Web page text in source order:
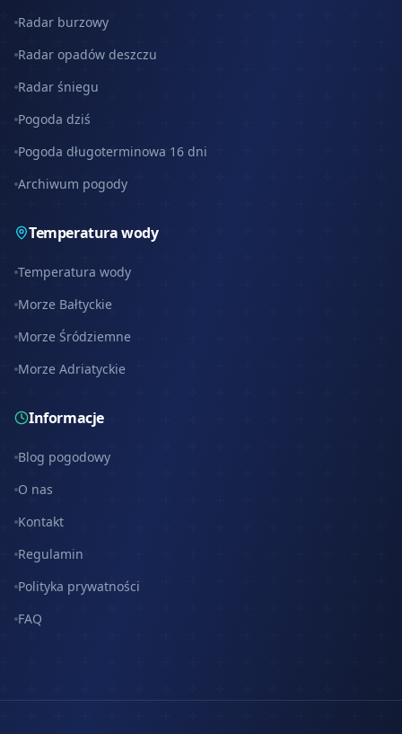
Radar burzowy
Radar opadów deszczu
Radar śniegu
Pogoda dziś
Pogoda długoterminowa 16 dni
Archiwum pogody
Temperatura wody
Temperatura wody
Morze Bałtyckie
Morze Śródziemne
Morze Adriatyckie
Informacje
Blog pogodowy
O nas
Kontakt
Regulamin
Polityka prywatności
FAQ